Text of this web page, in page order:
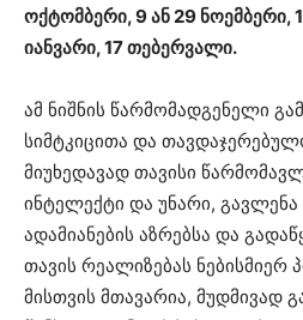
ოქტომბერი, 9 ან 29 ნოემბერი,
იანვარი, 17 თებერვალი.
ამ ნიშნის წარმომადგენელი
სიმტკიცითა და
მიუხედავად თავისი
ინტელექტი და უნარი, გავლენა
ადამიანების აზრებსა და
თავის რეალიზებას ნებისმიერ
მისთვის მთავარია, მუდმივად